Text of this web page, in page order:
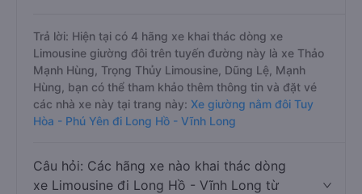
Trả lời: Hiện tại có 4 hãng xe khai thác dòng xe
Limousine giường đôi trên tuyến đường này là xe Thảo
Mạnh Hùng, Trọng Thủy Limousine, Dũng Lệ, Mạnh
Hùng, bạn có thể tham khảo thêm thông tin và đặt vé
các nhà xe này tại trang này: Xe giường nằm đôi Tuy
Hòa - Phú Yên đi Long Hồ - Vĩnh Long
Câu hỏi: Các hãng xe nào khai thác dòng
xe Limousine đi Long Hồ - Vĩnh Long từ